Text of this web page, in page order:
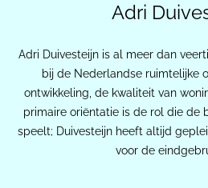
Adri
Adri Duivesteijn is al meer dan
bij de Nederlandse ruimtelijke
ontwikkeling, de kwaliteit van
primaire oriëntatie is de rol die de
speelt; Duivesteijn heeft altijd
voor de